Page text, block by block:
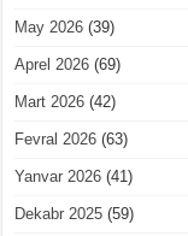
May 2026 (39)
Aprel 2026 (69)
Mart 2026 (42)
Fevral 2026 (63)
Yanvar 2026 (41)
Dekabr 2025 (59)